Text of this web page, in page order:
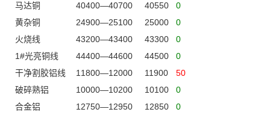
马达铜
40400—40700 40550
0
黄杂铜
24900—25100 25000
0
火烧线
43200—43400 43300
0
1#光亮铜线
44400—44600 44500
0
干净割胶铝线
11800—12000 11900
50
破碎熟铝
10000—10200 10100
0
合金铝
12750—12950 12850
0